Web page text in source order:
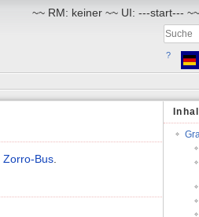
~~ RM: keiner ~~ UI: ---start---
?
Zorro-Bus.